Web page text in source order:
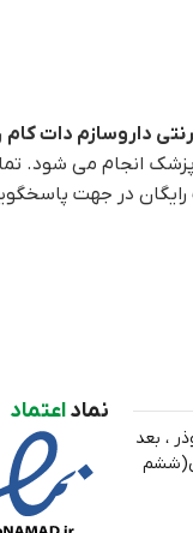
داروسازم دات کام
انجام می شود.
در جهت
، بعد
نماداعتماد